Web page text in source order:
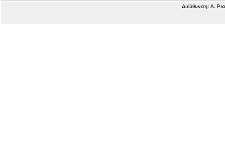
Διεύθυνση: Λ.